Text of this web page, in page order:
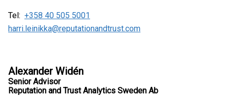
Tel: +358 40 505 5001
harri.leinikka@reputationandtrust.com
Alexander Widén
Senior Advisor
Reputation and Trust Analytics Sweden Ab